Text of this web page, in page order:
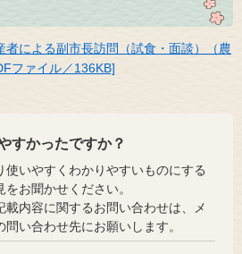
者による副市長訪問（試食・面談）（農
ファイル／136KB]
すかったですか？
いやすくわかりやすいものにする
お聞かせください。
内容に関するお問い合わせは、メ
い合わせ先にお願いします。